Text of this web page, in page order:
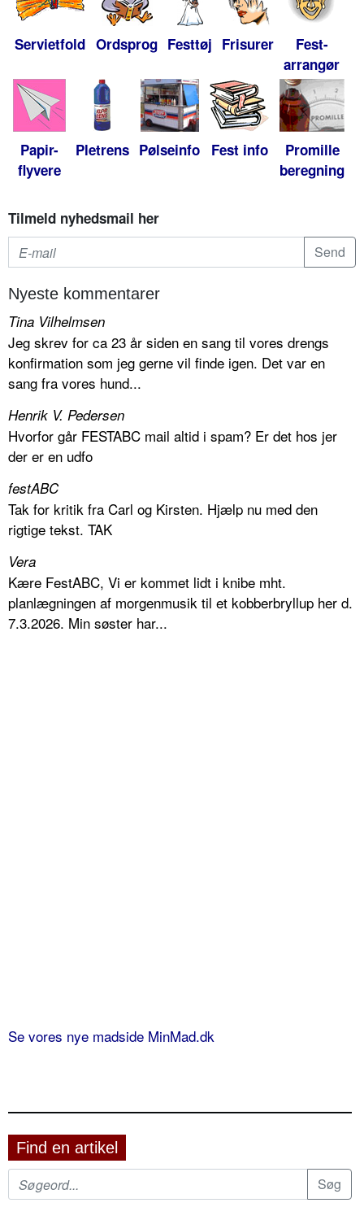
Servietfold Ordsprog Festtøj Frisurer
Fest-
arrangør
Papir-
flyvere
Pletrens Pølseinfo Fest info
Promille
beregning
Tilmeld nyhedsmail her
Nyeste kommentarer
Tina Vilhelmsen
Jeg skrev for ca 23 år siden en sang til vores drengs
konfirmation som jeg gerne vil finde igen. Det var en
sang fra vores hund...
Henrik V. Pedersen
Hvorfor går FESTABC mail altid i spam? Er det hos jer
der er en udfo
festABC
Tak for kritik fra Carl og Kirsten. Hjælp nu med den
rigtige tekst. TAK
Vera
Kære FestABC, Vi er kommet lidt i knibe mht.
planlægningen af morgenmusik til et kobberbryllup her d.
7.3.2026. Min søster har...
Se vores nye madside MinMad.dk
Find en artikel